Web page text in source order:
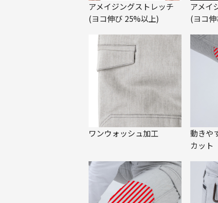
アメイジングストレッチ
(ヨコ伸び 25%以上)
アメイ
(ヨコ
ワンウォッシュ加工
動きや
カット